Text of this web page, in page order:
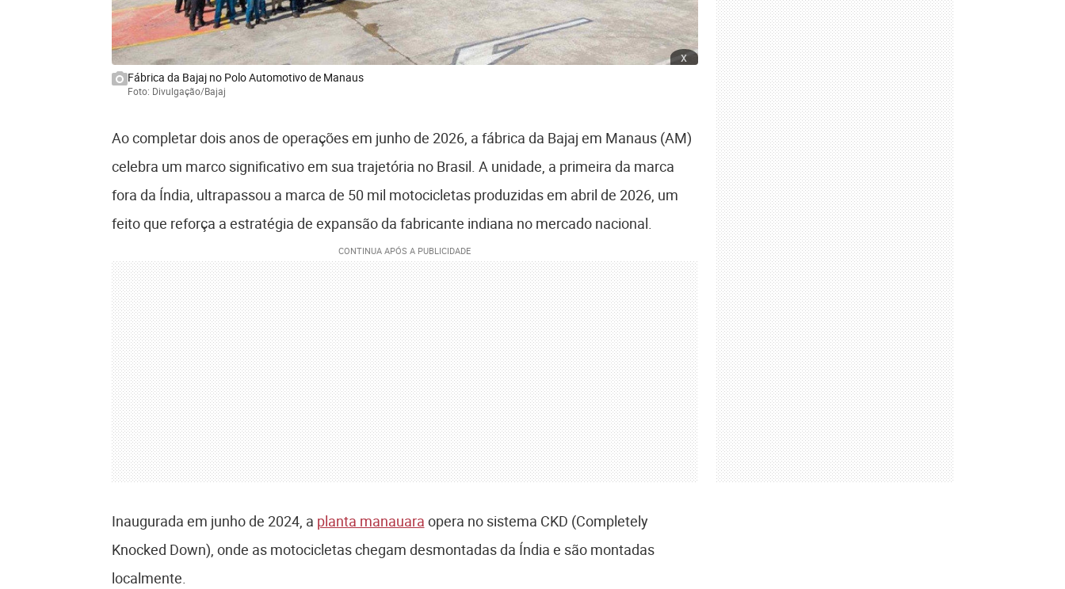
x
Fábrica da Bajaj no Polo Automotivo de Manaus
Foto: Divulgação/Bajaj
Ao completar dois anos de operações em junho de 2026, a fábrica da Bajaj em Manaus (AM)
celebra um marco significativo em sua trajetória no Brasil. A unidade, a primeira da marca
fora da Índia, ultrapassou a marca de 50 mil motocicletas produzidas em abril de 2026, um
feito que reforça a estratégia de expansão da fabricante indiana no mercado nacional.
Inaugurada em junho de 2024, a planta manauara opera no sistema CKD (Completely
Knocked Down), onde as motocicletas chegam desmontadas da Índia e são montadas
localmente.